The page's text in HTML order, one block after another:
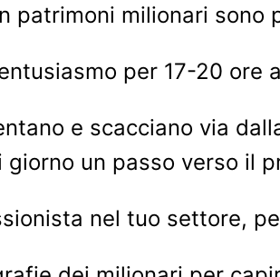
patrimoni milionari
per 17-20 ore
e scacciano via
giorno un passo verso il
nel tuo settore,